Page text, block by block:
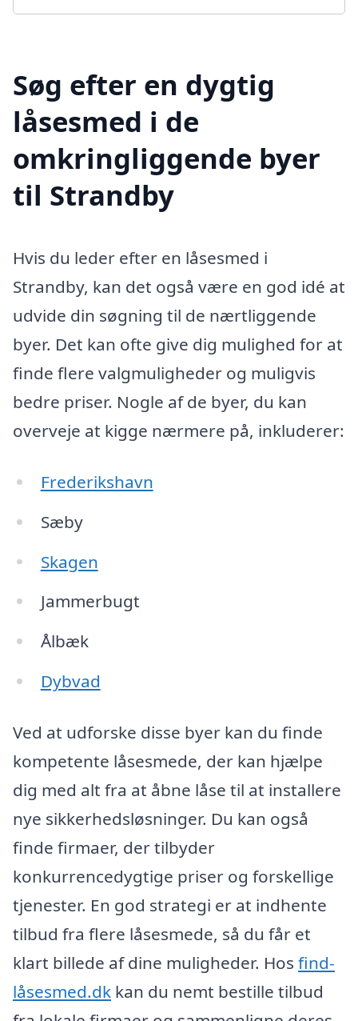
Søg efter en dygtig
låsesmed i de
omkringliggende byer
til Strandby
Hvis du leder efter en låsesmed i
Strandby, kan det også være en god idé at
udvide din søgning til de nærtliggende
byer. Det kan ofte give dig mulighed for at
finde flere valgmuligheder og muligvis
bedre priser. Nogle af de byer, du kan
overveje at kigge nærmere på, inkluderer:
Frederikshavn
Sæby
Skagen
Jammerbugt
Ålbæk
Dybvad
Ved at udforske disse byer kan du finde
kompetente låsesmede, der kan hjælpe
dig med alt fra at åbne låse til at installere
nye sikkerhedsløsninger. Du kan også
finde firmaer, der tilbyder
konkurrencedygtige priser og forskellige
tjenester. En god strategi er at indhente
tilbud fra flere låsesmede, så du får et
klart billede af dine muligheder. Hos find-
låsesmed.dk kan du nemt bestille tilbud